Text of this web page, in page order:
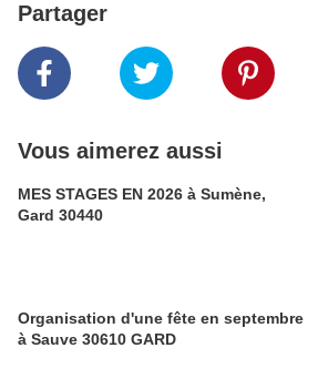
Partager
Vous aimerez aussi
MES STAGES EN 2026 à Sumène,
Gard 30440
Organisation d'une fête en septembre
à Sauve 30610 GARD